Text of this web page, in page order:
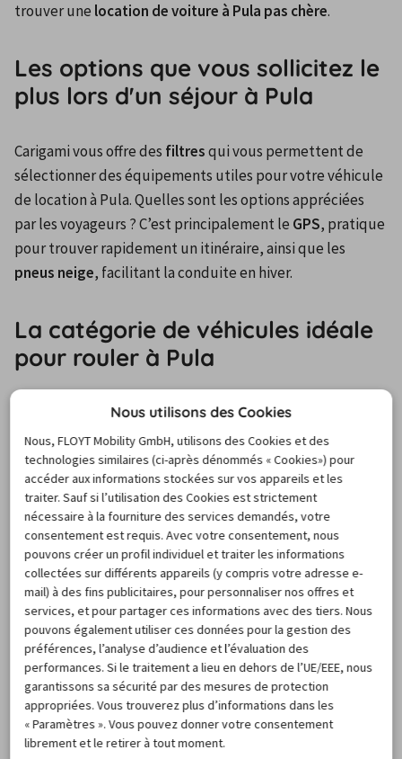
trouver une location de voiture à Pula pas chère.
Les options que vous sollicitez le
plus lors d'un séjour à Pula
Carigami vous offre des filtres qui vous permettent de
sélectionner des équipements utiles pour votre véhicule
de location à Pula. Quelles sont les options appréciées
par les voyageurs ? C’est principalement le GPS, pratique
pneus neige, facilitant la conduite en hiver.
La catégorie de véhicules idéale
pour rouler à Pula
Les clients sont nombreux à louer une voiture à Pula pour
véhicules économiques, caractérisés par une faible
modèles de type mini et compact , adaptés aux
déplacements urbains. Recherchez-vous une location de
voiture à Pula satisfaisante ? Carigami est là pour
simplifier votre choix !
Location de voiture à l'aéroport
de Pula : les infos pratiques
Souhaitez-vous récupérer votre voiture de location à
Pula à la descente de l’avion ? Il y a de nombreuses
Nous utilisons des Cookies
Nous, FLOYT Mobility GmbH, utilisons des Cookies et des
technologies similaires (ci-après dénommés « Cookies») pour
accéder aux informations stockées sur vos appareils et les
traiter. Sauf si l’utilisation des Cookies est strictement
nécessaire à la fourniture des services demandés, votre
consentement est requis. Avec votre consentement, nous
pouvons créer un profil individuel et traiter les informations
collectées sur différents appareils (y compris votre adresse e-
mail) à des fins publicitaires, pour personnaliser nos offres et
services, et pour partager ces informations avec des tiers. Nous
pouvons également utiliser ces données pour la gestion des
préférences, l’analyse d’audience et l’évaluation des
performances. Si le traitement a lieu en dehors de l’UE/EEE, nous
garantissons sa sécurité par des mesures de protection
appropriées. Vous trouverez plus d’informations dans les
« Paramètres ». Vous pouvez donner votre consentement
librement et le retirer à tout moment.